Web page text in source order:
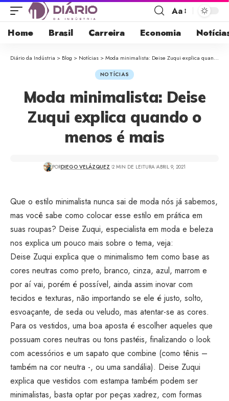
Aa
Home Brasil Carreira Economia
Diário da Indústria > Blog > Notícias >Moda minimalista: Deise Zuqui explica quando o menos é mais
NOTÍCIAS
Moda minimalista: Deise
Zuqui explica quando o
menos é mais
PORDIEGO VELÁZQUEZ 2 MIN DE LEITURA ABRIL 9, 2021
Que o estilo minimalista nunca sai de moda nós já sabemos,
mas você sabe como colocar esse estilo em prática em
suas roupas? Deise Zuqui, especialista em moda e beleza
nos explica um pouco mais sobre o tema, veja:
Deise Zuqui explica que o minimalismo tem como base as
cores neutras como preto, branco, cinza, azul, marrom e
por aí vai, porém é possível, ainda assim inovar com
tecidos e texturas, não importando se ele é justo, solto,
esvoaçante, de seda ou veludo, mas atentar-se as cores.
Para os vestidos, uma boa aposta é escolher aqueles que
possuam cores neutras ou tons pastéis, finalizando o look
com acessórios e um sapato que combine (como tênis –
também na cor neutra -, ou uma sandália). Deise Zuqui
explica que vestidos com estampa também podem ser
minimalistas, basta optar por peças xadrez, com formas